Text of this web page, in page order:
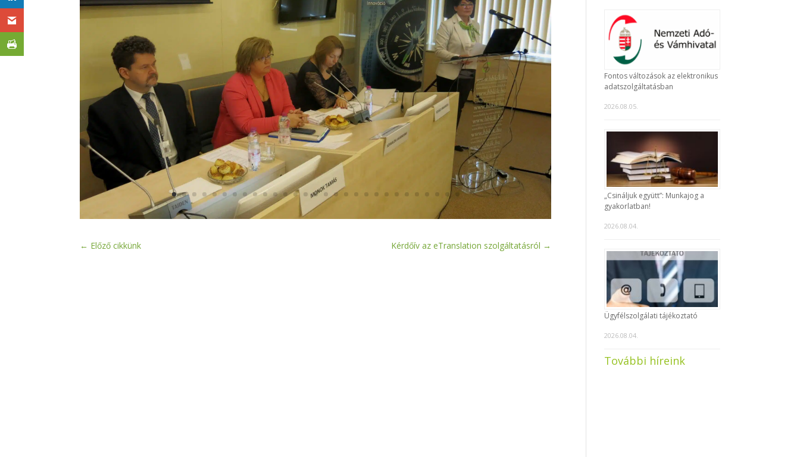
← Előző cikkünk Kérdőív az eTranslation szolgáltatásról →
Fontos változások az elektronikus
adatszolgáltatásban
2026.08.05.
„Csináljuk együtt”: Munkajog a
gyakorlatban!
2026.08.04.
Ügyfélszolgálati tájékoztató
2026.08.04.
További híreink